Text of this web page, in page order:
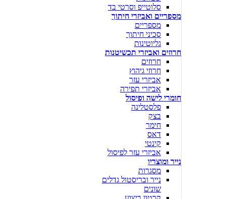
סלוטייפ וסרטי בד
מספריים ואביזרי חיתוך
מספריים
סכיני חיתוך
גליוטינות
חרוזים ואביזרי תכשיטנות
חרוזים
חרוזי גיהוץ
אביזרי עזר
אביזרי תפירה
חומרי לישה ופיסול
פלסטלינה
בצק
חימר
דאס
קינטי
אביזרי עזר לפיסול
נייר ומוצריו
מסגרות
נייר ובריסטול גדלים
שונים